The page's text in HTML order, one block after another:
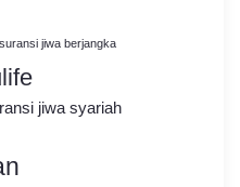
jiwa berjangka
jiwa syariah